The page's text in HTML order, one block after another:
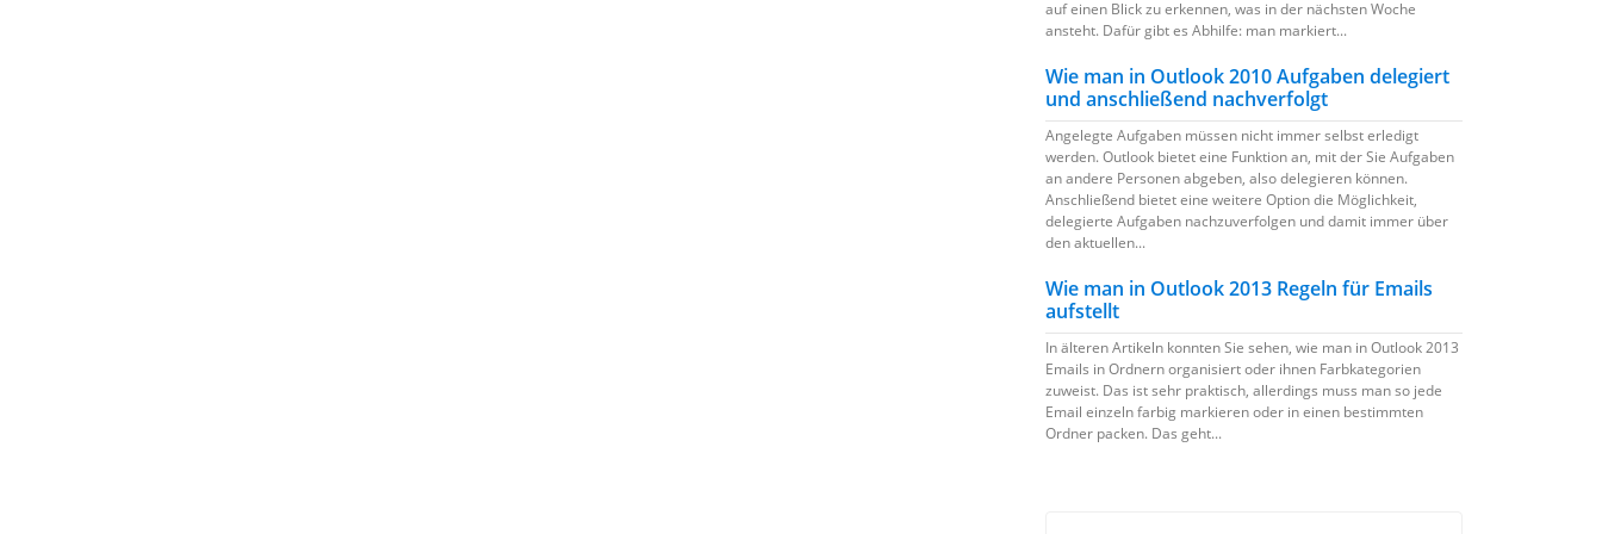
auf einen Blick zu erkennen, was in der nächsten Woche
ansteht. Dafür gibt es Abhilfe: man markiert...
Wie man in Outlook 2010 Aufgaben delegiert
und anschließend nachverfolgt
Angelegte Aufgaben müssen nicht immer selbst erledigt
werden. Outlook bietet eine Funktion an, mit der Sie Aufgaben
an andere Personen abgeben, also delegieren können.
Anschließend bietet eine weitere Option die Möglichkeit,
delegierte Aufgaben nachzuverfolgen und damit immer über
den aktuellen...
Wie man in Outlook 2013 Regeln für Emails
aufstellt
In älteren Artikeln konnten Sie sehen, wie man in Outlook 2013
Emails in Ordnern organisiert oder ihnen Farbkategorien
zuweist. Das ist sehr praktisch, allerdings muss man so jede
Email einzeln farbig markieren oder in einen bestimmten
Ordner packen. Das geht...